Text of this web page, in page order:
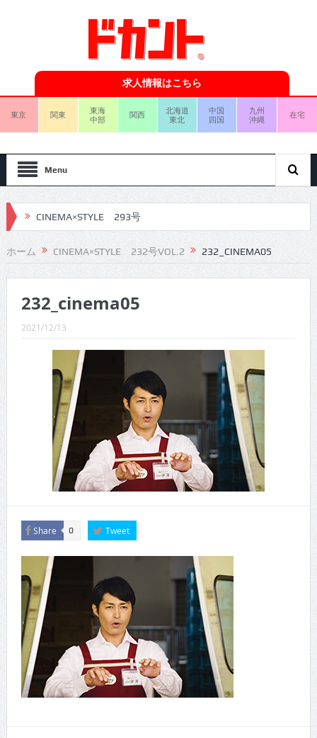
求人情報はこちら
東京 関東
東海
中部
関西
北海道
東北
中国
四国
九州
沖縄
在宅
Menu
CINEMA×STYLE 293号
CINEMA×STYLE 292号
CINEMA×STYLE 291号
CINEMA×STYLE 290号
CINEMA×STYLE 289号
CINEMA×STYLE 288号
CINEMA×STYLE 287号
CINEMA×STYLE 286号
CINEMA×STYLE 285号
CINEMA×STYLE 294号
ホーム CINEMA×STYLE 232号VOL.2 232_CINEMA05
232_cinema05
2021/12/13
Share 0 Tweet